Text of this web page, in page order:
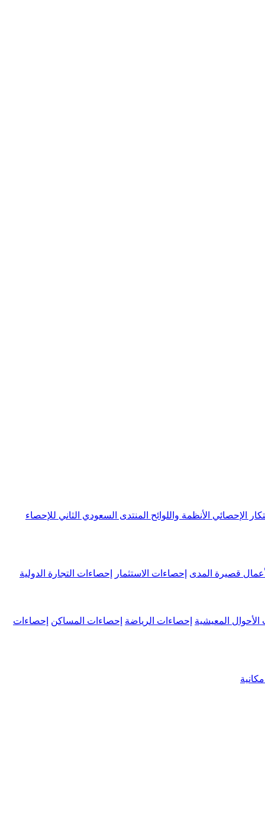
الإحصائي الأنظمة واللوائح المنتدى السعودي الثاني للإحصاء
قصيرة المدى إحصاءات الاستثمار إحصاءات التجارة الدولية
الأحوال المعيشية إحصاءات الرياضة إحصاءات المساكن إحصاءات